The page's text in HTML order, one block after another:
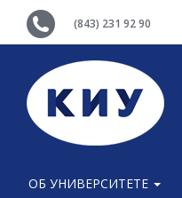
(843) 231 92 90
ОБ УНИВЕРСИТЕТЕ